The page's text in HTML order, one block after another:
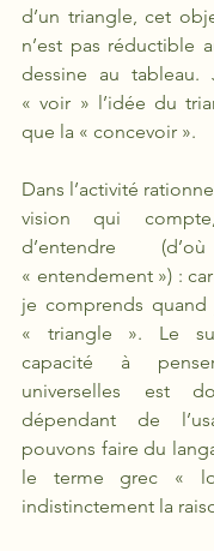
d’un triangle, cet
n’est pas réductible
dessine au
« voir » l’idée du
que la « concevoir ».
Dans l’activité
vision qui
d’entendre
« entendement ») :
je comprends quand
« triangle ». Le
capacité à
universelles est
dépendant de
pouvons faire du
le terme grec «
indistinctement la